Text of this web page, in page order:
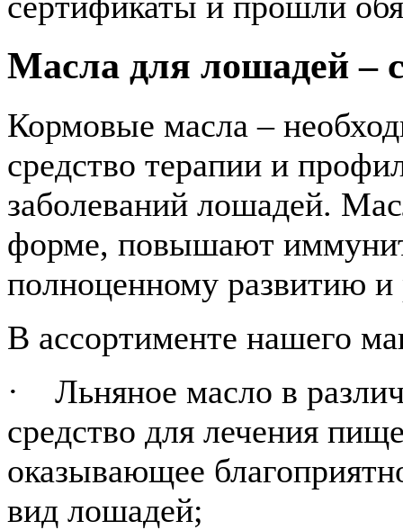
Масла для лошадей –
Кормовые масла –
средство терапии и
заболеваний лошадей.
форме, повышают
полноценному развитию и
В ассортименте нашего
· Льняное масло в
средство для лечения
оказывающее
вид лошадей;